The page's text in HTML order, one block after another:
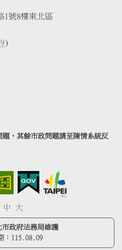
1號8樓東北區
)
，其餘市政問題請至陳情系統反
中 大
市政府法務局維護
： 115.08.09